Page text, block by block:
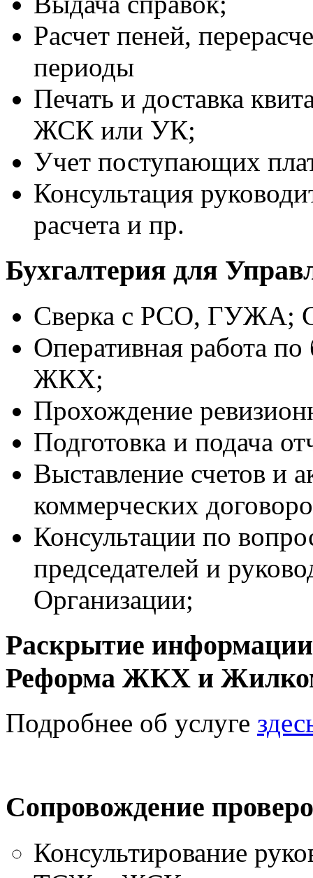
Расчет пеней,
периоды
Печать и доставка
ЖСК или УК;
Учет поступающих
Консультация
расчета и пр.
Бухгалтерия для
Сверка с РСО, ГУЖА;
Оперативная работа
ЖКХ;
Прохождение
Подготовка и подача
Выставление счетов и
коммерческих
Консультации по
председателей и
Организации;
Раскрытие
Реформа ЖКХ и
Подробнее об услуге
Сопровождение
Консультирование